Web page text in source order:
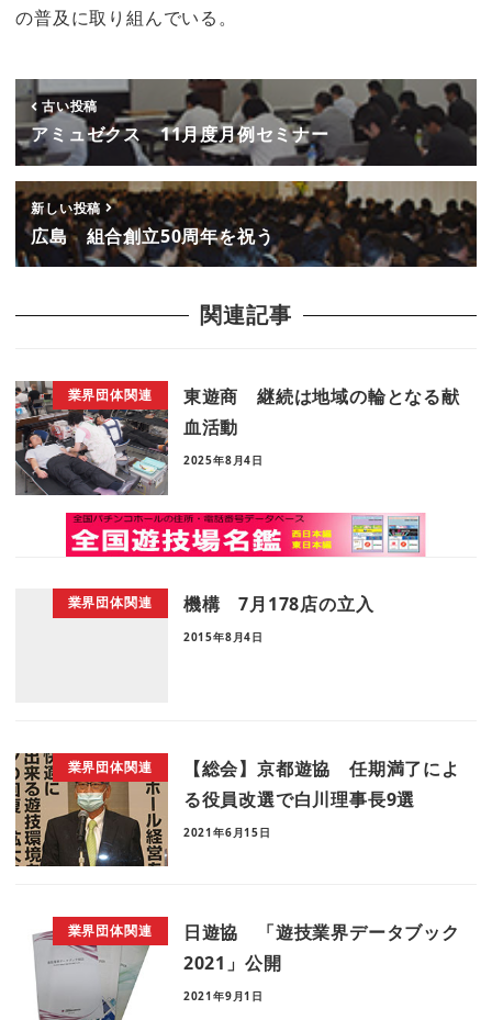
の普及に取り組んでいる。
古い投稿
アミュゼクス 11月度月例セミナー
新しい投稿
広島 組合創立50周年を祝う
関連記事
業界団体関連
東遊商 継続は地域の輪となる献
血活動
2025年8月4日
業界団体関連 機構 7月178店の立入
2015年8月4日
業界団体関連
【総会】京都遊協 任期満了によ
る役員改選で白川理事長9選
2021年6月15日
業界団体関連
日遊協 「遊技業界データブック
2021」公開
2021年9月1日